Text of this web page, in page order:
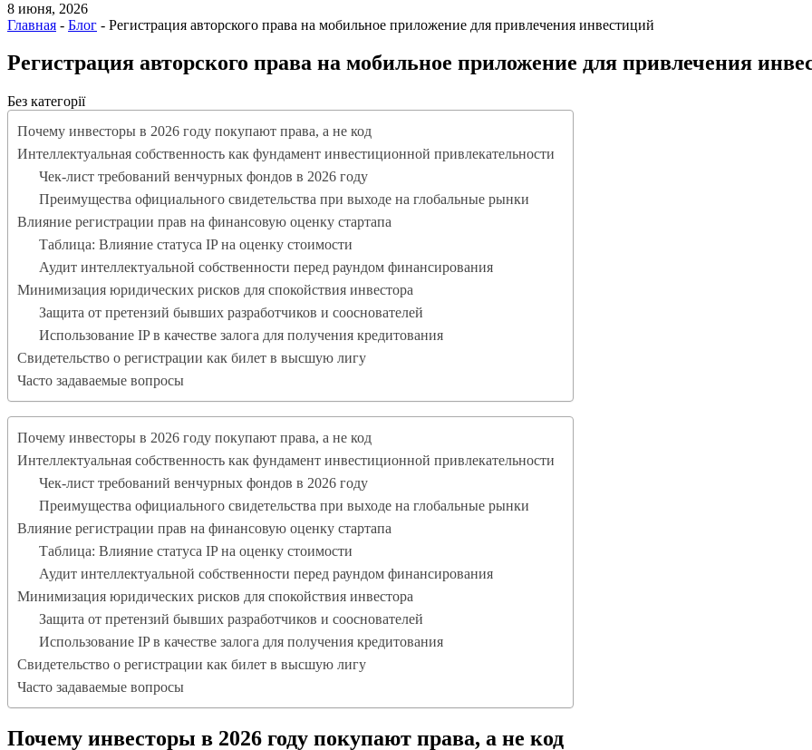
8 июня, 2026
Главная - Блог - Регистрация авторского права на мобильное приложение для привлечения инвестиций
Регистрация авторского права на мобильное приложение для привлечения
Без категорії
Почему инвесторы в 2026 году покупают права, а не код
Интеллектуальная собственность как фундамент инвестиционной привлекательности
Чек-лист требований венчурных фондов в 2026 году
Преимущества официального свидетельства при выходе на глобальные рынки
Влияние регистрации прав на финансовую оценку стартапа
Таблица: Влияние статуса IP на оценку стоимости
Аудит интеллектуальной собственности перед раундом финансирования
Минимизация юридических рисков для спокойствия инвестора
Защита от претензий бывших разработчиков и сооснователей
Использование IP в качестве залога для получения кредитования
Свидетельство о регистрации как билет в высшую лигу
Часто задаваемые вопросы
Почему инвесторы в 2026 году покупают права, а не код
Интеллектуальная собственность как фундамент инвестиционной привлекательности
Чек-лист требований венчурных фондов в 2026 году
Преимущества официального свидетельства при выходе на глобальные рынки
Влияние регистрации прав на финансовую оценку стартапа
Таблица: Влияние статуса IP на оценку стоимости
Аудит интеллектуальной собственности перед раундом финансирования
Минимизация юридических рисков для спокойствия инвестора
Защита от претензий бывших разработчиков и сооснователей
Использование IP в качестве залога для получения кредитования
Свидетельство о регистрации как билет в высшую лигу
Часто задаваемые вопросы
Почему инвесторы в 2026 году покупают права, а не код